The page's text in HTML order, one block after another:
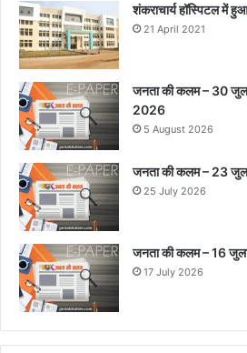
शंकराचार्य हॉस्पिटल में
21 April 2021
जनता की कलम – 30
2026
5 August 2026
जनता की कलम – 23
25 July 2026
जनता की कलम – 16
17 July 2026